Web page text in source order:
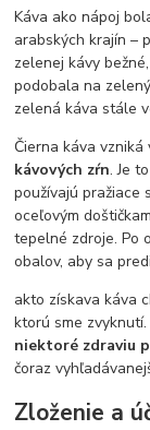
Káva ako nápoj
arabských krajín –
zelenej kávy
podobala na
zelená káva stále
Čierna káva
kávových zŕn. Je
používajú pražiace
oceľovým
tepelné zdroje. Po
obalov, aby sa
akto získava káva
ktorú sme
niektoré zdraviu
čoraz
Zloženie a